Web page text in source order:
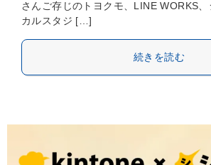
さんご存じのトヨクモ、LINE WORKS
カルスタジ […]
続きを読む